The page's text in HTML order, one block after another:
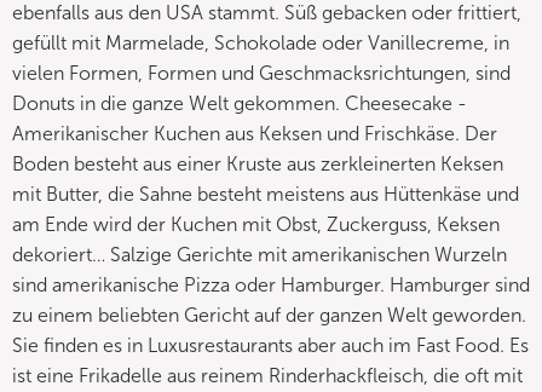
ebenfalls aus den USA stammt. Süß gebacken oder frittiert,
gefüllt mit Marmelade, Schokolade oder Vanillecreme, in
vielen Formen, Formen und Geschmacksrichtungen, sind
Donuts in die ganze Welt gekommen. Cheesecake -
Amerikanischer Kuchen aus Keksen und Frischkäse. Der
Boden besteht aus einer Kruste aus zerkleinerten Keksen
mit Butter, die Sahne besteht meistens aus Hüttenkäse und
am Ende wird der Kuchen mit Obst, Zuckerguss, Keksen
dekoriert… Salzige Gerichte mit amerikanischen Wurzeln
sind amerikanische Pizza oder Hamburger. Hamburger sind
zu einem beliebten Gericht auf der ganzen Welt geworden.
Sie finden es in Luxusrestaurants aber auch im Fast Food. Es
ist eine Frikadelle aus reinem Rinderhackfleisch, die oft mit